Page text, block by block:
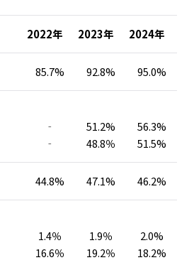
2022年 2023年 2024年
85.7% 92.8% 95.0%
‐
‐
51.2%
48.8％
56.3%
51.5%
44.8% 47.1% 46.2%
1.4％
16.6％
1.9％
19.2％
2.0%
18.2%